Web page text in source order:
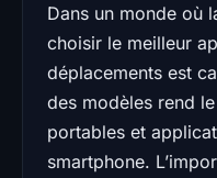
Dans un monde où
choisir le meilleur
déplacements est
des modèles rend
portables et
smartphone.